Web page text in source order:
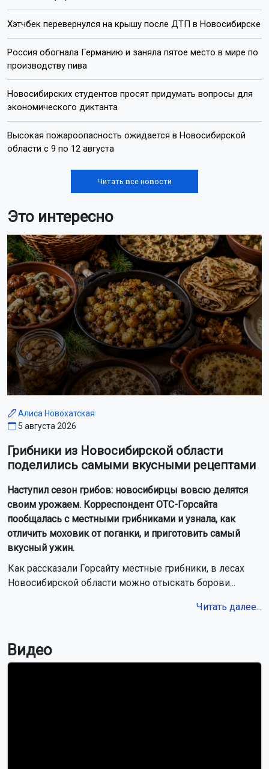
Хэтчбек перевернулся на крышу после ДТП в Новосибирске
Россия обогнала Германию и заняла пятое место в мире по
производству пива
Новосибирских студентов просят придумать вопросы для
экономического диктанта
Высокая пожароопасность ожидается в Новосибирской
области с 9 по 12 августа
Читать все новости
Это интересно
Алиса Новохатская
5 августа 2026
Грибники из Новосибирской области
поделились самыми вкусными рецептами
Наступил сезон грибов: новосибирцы вовсю делятся
своим урожаем. Корреспондент ОТС-Горсайта
пообщалась с местными грибниками и узнала, как
отличить моховик от поганки, и приготовить самый
вкусный ужин.
Как рассказали Горсайту местные грибники, в лесах
Новосибирской области можно отыскать борови...
Читать далее...
Видео